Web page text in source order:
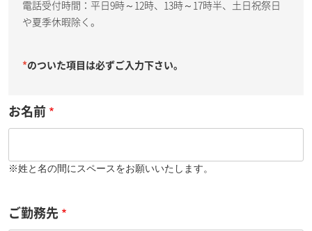
電話受付時間：平日9時～12時、13時～17時半、土日祝祭日
や夏季休暇除く。
*のついた項目は必ずご入力下さい。
お名前
※姓と名の間にスペースをお願いいたします。
ご勤務先